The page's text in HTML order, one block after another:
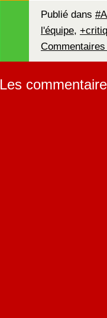
Publié dans
l'équipe,
Les